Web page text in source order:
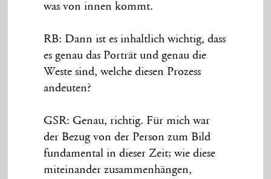
was von innen kommt.
RB: Dann ist es inhaltlich wichtig, dass
es genau das Porträt und genau die
Weste sind, welche diesen Prozess
andeuten?
GSR: Genau, richtig. Für mich war
der Bezug von der Person zum Bild
fundamental in dieser Zeit; wie diese
miteinander zusammenhängen,